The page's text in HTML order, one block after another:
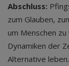
Abschluss:
zum Glauben,
um Menschen
Dynamiken der
Alternative